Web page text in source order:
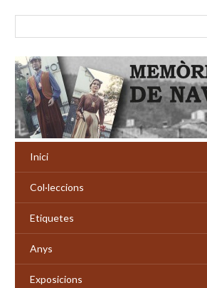
Inici
Col·leccions
Etiquetes
Anys
Exposicions